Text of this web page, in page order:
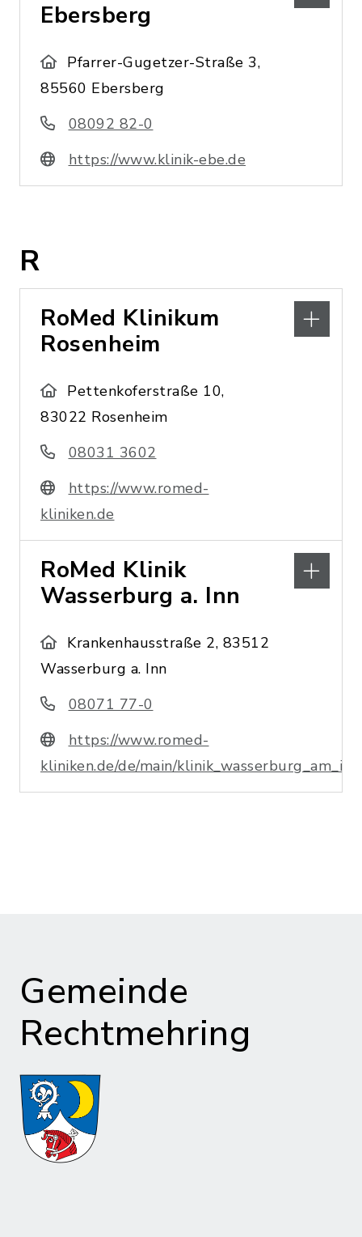
Ebersberg
Pfarrer-Gugetzer-Straße 3,
85560 Ebersberg
08092 82-0
https://www.klinik-ebe.de
R
RoMed Klinikum
Rosenheim
Pettenkoferstraße 10,
83022 Rosenheim
08031 3602
https://www.romed-
kliniken.de
RoMed Klinik
Wasserburg a. Inn
Krankenhausstraße 2, 83512
Wasserburg a. Inn
08071 77-0
https://www.romed-
kliniken.de/de/main/
Gemeinde
Rechtmehring